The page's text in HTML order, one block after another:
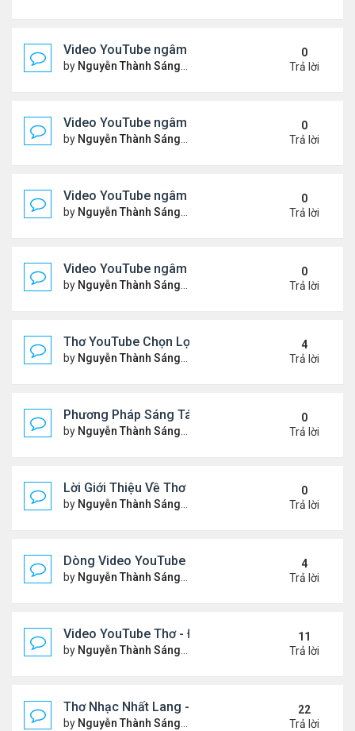
Video YouTube ngâm bài Thơ Nhạc: Ngậm Ngùi
by Nguyễn Thành Sáng Thứ 7 Tháng 3 14, 2026 7:14
0
Trả lời
Video YouTube ngâm bài Thơ Nhạc: Tiếng Tơ
by Nguyễn Thành Sáng Thứ 3 Tháng 3 10, 2026 7:27
0
Trả lời
Video YouTube ngâm bài Thơ Nhạc: Xin Hãy Cho
by Nguyễn Thành Sáng Thứ 7 Tháng 3 07, 2026 6:39
0
Trả lời
Video YouTube ngâm bài Thơ Nhạc: Chiếc Bóng
by Nguyễn Thành Sáng Thứ 4 Tháng 3 04, 2026 6:38
0
Trả lời
Thơ YouTube Chọn Lọc - Nhất Lang (1)
by Nguyễn Thành Sáng Thứ 3 Tháng 2 17, 2026 7:33
4
Trả lời
Phương Pháp Sáng Tác Thơ Nhạc Lục Bát Của
by Nguyễn Thành Sáng Thứ 7 Tháng 2 07, 2026 7:00
0
Trả lời
Lời Giới Thiệu Về Thơ Nhạc Nhất Lang
by Nguyễn Thành Sáng Thứ 6 Tháng 2 06, 2026 6:08
0
Trả lời
Dòng Video YouTube ngâm thơ phiên bản mới,
by Nguyễn Thành Sáng Thứ 7 Tháng 1 24, 2026 8:26
4
Trả lời
Video YouTube Thơ - Đọc Thơ & Ngâm Nga Thơ
by Nguyễn Thành Sáng Thứ 2 Tháng 11 17, 2025
11
Trả lời
Thơ Nhạc Nhất Lang - Cảm Xúc - Đọc & Ngâm
by Nguyễn Thành Sáng Thứ 7 Tháng 10 04, 2025 2:39
22
Trả lời